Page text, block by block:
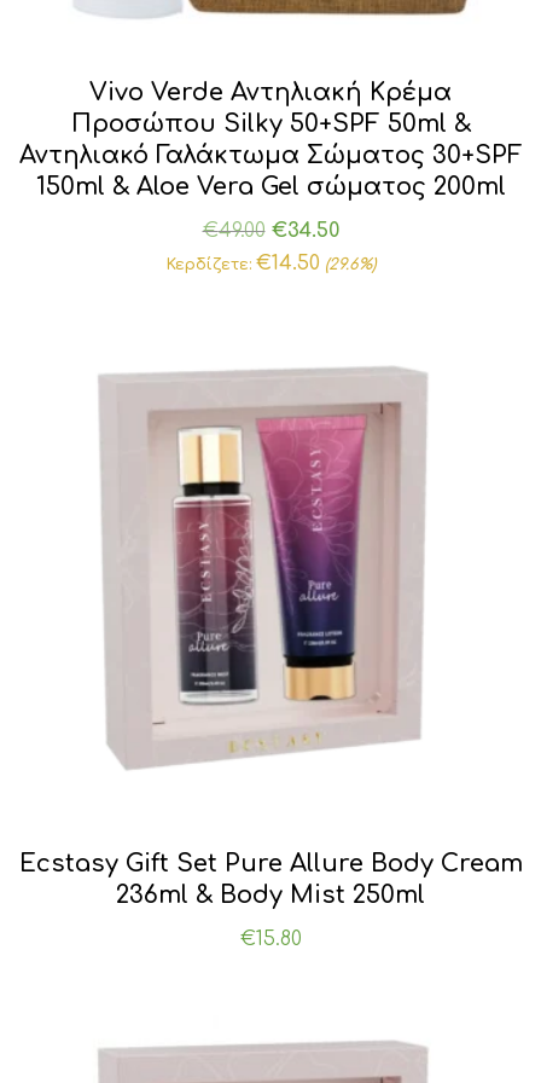
Vivo Verde Αντηλιακή Κρέμα
Προσώπου Silky 50+SPF 50ml &
Αντηλιακό Γαλάκτωμα Σώματος 30+SPF
150ml & Aloe Vera Gel σώματος 200ml
€49.00 Original
price
€34.50Η
τρέχουσα
Κερδίζετε: €14.50 (29.6%)
Ecstasy Gift Set Pure Allure Body Cream
236ml & Body Mist 250ml
€15.80